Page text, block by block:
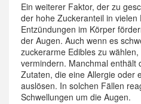
Ein weiterer Faktor, der zu
der hohe Zuckeranteil in vielen
Entzündungen im Körper
der Augen. Auch wenn es
zuckerarme Edibles zu
vermindern. Manchmal enthält
Zutaten, die eine Allergie oder
auslösen. In solchen Fällen
Schwellungen um die Augen.